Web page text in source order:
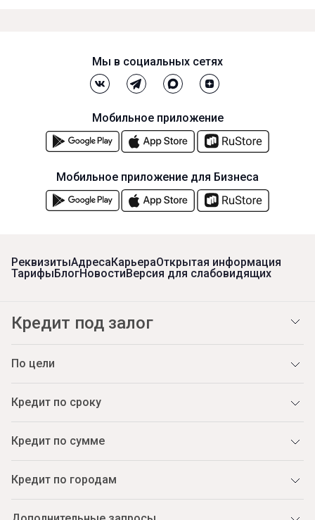
РеквизитыАдресаКарьераОткрытая информация
ТарифыБлогНовостиВерсия для слабовидящих
Кредит под залог
По цели
Кредит по сроку
Кредит по сумме
Кредит по городам
Мы в социальных сетях
Мобильное приложение
Мобильное приложение для Бизнеса